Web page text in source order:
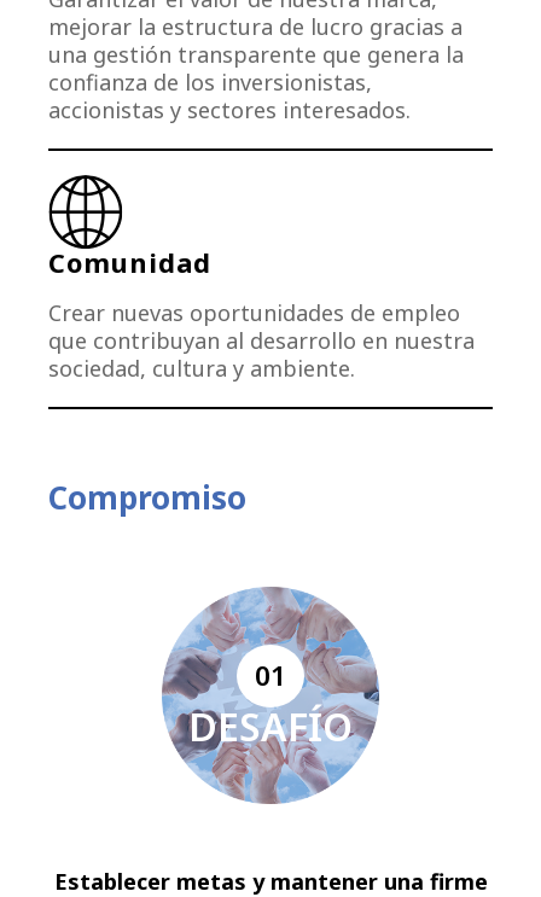
mejorar la estructura de lucro gracias a
una gestión transparente que genera la
confianza de los inversionistas,
accionistas y sectores interesados.
Comunidad
Crear nuevas oportunidades de empleo
que contribuyan al desarrollo en nuestra
sociedad, cultura y ambiente.
Compromiso
01
DESAFÍO
Establecer metas y mantener una firme